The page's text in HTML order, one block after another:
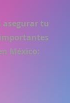
asegurar tu
México: